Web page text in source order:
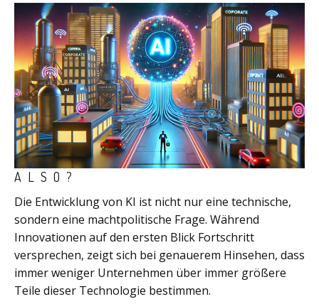
ALSO?
Die Entwicklung von KI ist nicht nur eine technische,
sondern eine machtpolitische Frage. Während
Innovationen auf den ersten Blick Fortschritt
versprechen, zeigt sich bei genauerem Hinsehen, dass
immer weniger Unternehmen über immer größere
Teile dieser Technologie bestimmen.